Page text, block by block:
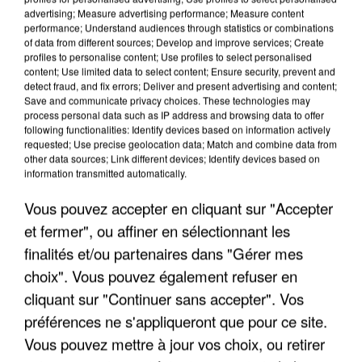
UNE TOURISTE DE L’OISE EMPORTÉE PAR UNE
COULÉE DE BOUE EN HAUTE-SAVOIE
advertising; Measure advertising performance; Measure content
performance; Understand audiences through statistics or combinations
of data from different sources; Develop and improve services; Create
profiles to personalise content; Use profiles to select personalised
content; Use limited data to select content; Ensure security, prevent and
detect fraud, and fix errors; Deliver and present advertising and content;
Save and communicate privacy choices. These technologies may
process personal data such as IP address and browsing data to offer
following functionalities: Identify devices based on information actively
requested; Use precise geolocation data; Match and combine data from
other data sources; Link different devices; Identify devices based on
information transmitted automatically.
Vous pouvez accepter en cliquant sur "Accepter
et fermer", ou affiner en sélectionnant les
finalités et/ou partenaires dans "Gérer mes
choix". Vous pouvez également refuser en
cliquant sur "Continuer sans accepter". Vos
préférences ne s'appliqueront que pour ce site.
Vous pouvez mettre à jour vos choix, ou retirer